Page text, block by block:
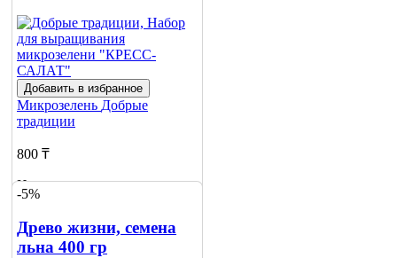
Добавить в избранное
Микрозелень Добрые
традиции
800 ₸
Нет в наличии
о наличии
-5%
Древо жизни, семена
льна 400 гр